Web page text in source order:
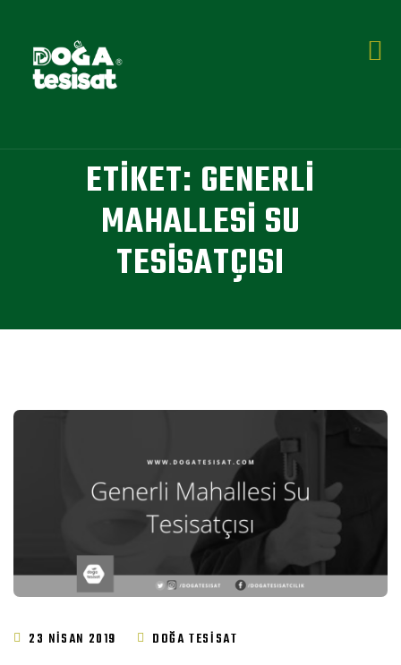
ETIKET: GENERLI
MAHALLESI SU
TESISATÇISI
23 NISAN 2019
DOĞA TESISAT